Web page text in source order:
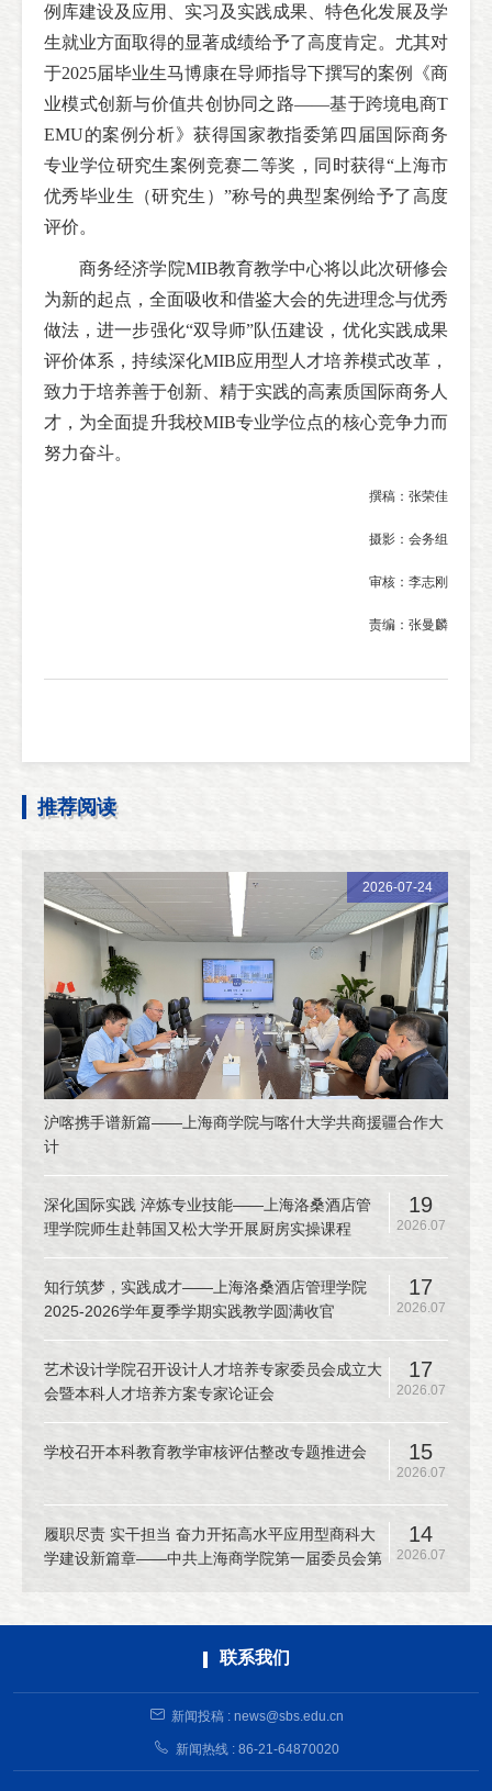
例库建设及应用、实习及实践成果、特色化发展及学
生就业方面取得的显著成绩给予了高度肯定。尤其对
于2025届毕业生马博康在导师指导下撰写的案例《商
业模式创新与价值共创协同之路——基于跨境电商T
EMU的案例分析》获得国家教指委第四届国际商务
专业学位研究生案例竞赛二等奖，同时获得“上海市
优秀毕业生（研究生）”称号的典型案例给予了高度
评价。
商务经济学院MIB教育教学中心将以此次研修会
为新的起点，全面吸收和借鉴大会的先进理念与优秀
做法，进一步强化“双导师”队伍建设，优化实践成果
评价体系，持续深化MIB应用型人才培养模式改革，
致力于培养善于创新、精于实践的高素质国际商务人
才，为全面提升我校MIB专业学位点的核心竞争力而
努力奋斗。
撰稿：张荣佳
摄影：会务组
审核：李志刚
责编：张曼麟
推荐阅读
2026-07-24
沪喀携手谱新篇——上海商学院与喀什大学共商援疆合作大
计
19
2026.07
深化国际实践 淬炼专业技能——上海洛桑酒店管
理学院师生赴韩国又松大学开展厨房实操课程
17
2026.07
知行筑梦，实践成才——上海洛桑酒店管理学院
2025-2026学年夏季学期实践教学圆满收官
17
2026.07
艺术设计学院召开设计人才培养专家委员会成立大
会暨本科人才培养方案专家论证会
15
2026.07
学校召开本科教育教学审核评估整改专题推进会
14
2026.07
履职尽责 实干担当 奋力开拓高水平应用型商科大
学建设新篇章——中共上海商学院第一届委员会第
联系我们
新闻投稿 : news@sbs.edu.cn
新闻热线 : 86-21-64870020